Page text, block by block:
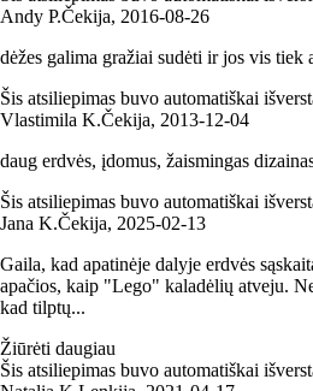
Andy P.Čekija, 2016‑08‑26
dėžes galima gražiai sudėti ir jos vis tiek
Šis atsiliepimas buvo automatiškai
Vlastimila K.Čekija, 2013‑12‑04
daug erdvės, įdomus, žaismingas
Šis atsiliepimas buvo automatiškai
Jana K.Čekija, 2025‑02‑13
Gaila, kad apatinėje dalyje erdvės
apačios, kaip "Lego" kaladėlių atveju.
kad tilptų...
Žiūrėti daugiau
Šis atsiliepimas buvo automatiškai